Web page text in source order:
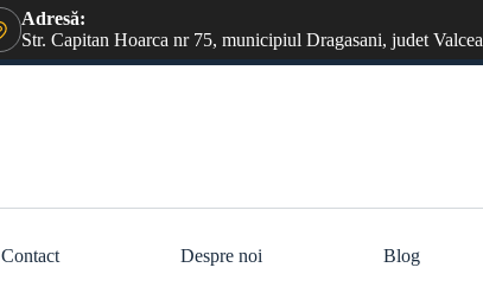
Adresă:
Str. Capitan Hoarca nr 75, municipiul Dragasani, judet Valcea
Contact Despre noi Blog